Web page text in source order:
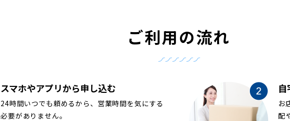
ご利用の流れ
スマホやアプリから申し込む
24時間いつでも頼めるから、営業時間を気にする
必要がありません。
お
配